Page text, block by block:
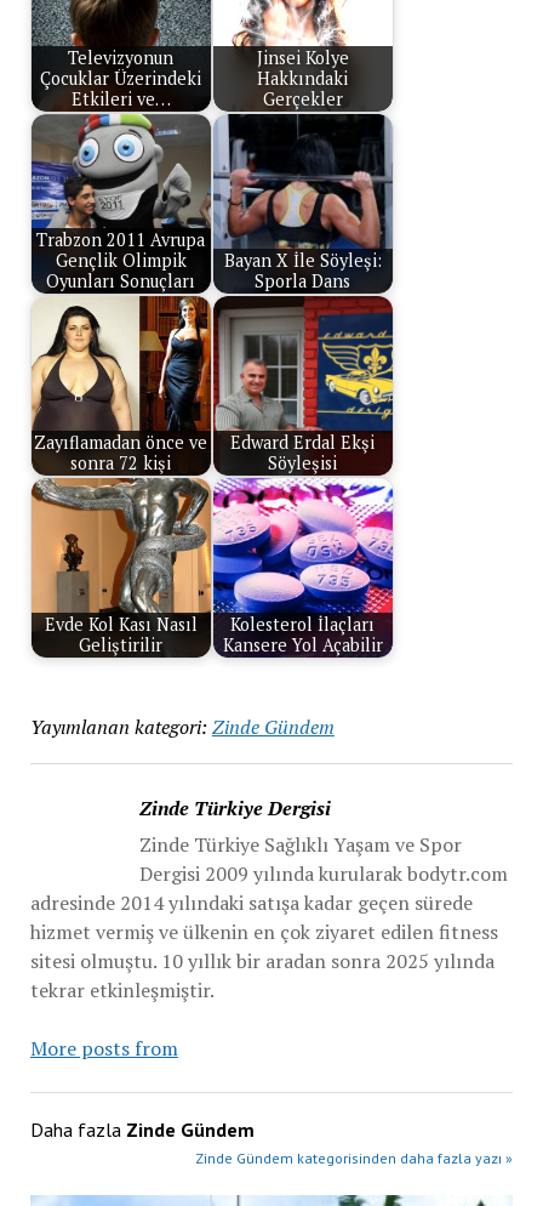
Televizyonun
Çocuklar Üzerindeki
Etkileri ve…
Jinsei Kolye
Hakkındaki
Gerçekler
Trabzon 2011 Avrupa
Gençlik Olimpik
Oyunları Sonuçları
Bayan X İle Söyleşi:
Sporla Dans
Zayıflamadan önce ve
sonra 72 kişi
Edward Erdal Ekşi
Söyleşisi
Evde Kol Kası Nasıl
Geliştirilir
Kolesterol İlaçları
Kansere Yol Açabilir
Yayımlanan kategori: Zinde Gündem
Zinde Türkiye Dergisi
Zinde Türkiye Sağlıklı Yaşam ve Spor
Dergisi 2009 yılında kurularak bodytr.com
adresinde 2014 yılındaki satışa kadar geçen sürede
hizmet vermiş ve ülkenin en çok ziyaret edilen fitness
sitesi olmuştu. 10 yıllık bir aradan sonra 2025 yılında
tekrar etkinleşmiştir.
More posts from
Daha fazla Zinde Gündem
Zinde Gündem kategorisinden daha fazla yazı »